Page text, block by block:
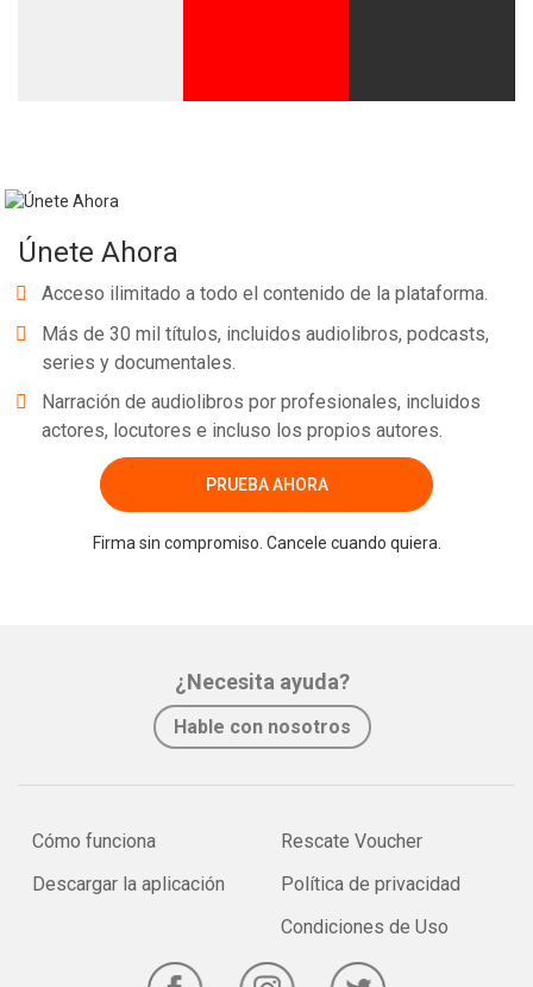
Únete Ahora
Acceso ilimitado a todo el contenido de la plataforma.
Más de 30 mil títulos, incluidos audiolibros, podcasts,
series y documentales.
Narración de audiolibros por profesionales, incluidos
actores, locutores e incluso los propios autores.
PRUEBA AHORA
Firma sin compromiso. Cancele cuando quiera.
¿Necesita ayuda?
Hable con nosotros
Cómo funciona
Descargar la aplicación
Rescate Voucher
Política de privacidad
Condiciones de Uso